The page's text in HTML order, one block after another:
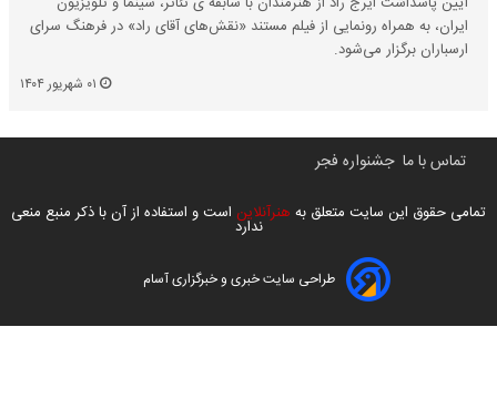
ایران، به همراه رونمایی از فیلم مستند «نقش‌های آقای راد» در فرهنگ سرای
ارسباران برگزار می‌شود.
تماس با ما جشنواره فجر
تمامی حقوق این سایت متعلق به هنرآنلاین است و استفاده از آن با ذکر منبع منعی
ندارد
طراحی سایت خبری و خبرگزاری آسام